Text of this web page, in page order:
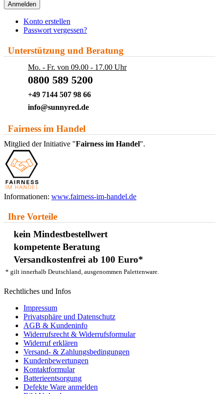
Anmelden
Konto erstellen
Passwort vergessen?
Unterstützung und Beratung
Mo. - Fr. von 09.00 - 17.00 Uhr
0800 589 5200
+49 7144 507 98 66
info@sunnyred.de
Fairness im Handel
Mitglied der Initiative "Fairness im Handel".
Informationen: www.fairness-im-handel.de
Ihre Vorteile
kein Mindestbestellwert
kompetente Beratung
Versandkostenfrei ab 100 Euro*
* gilt innerhalb Deutschland, ausgenommen Palettenware.
Rechtliches und Infos
Impressum
Privatsphäre und Datenschutz
AGB & Kundeninfo
Widerrufsrecht & Widerrufsformular
Widerruf erklären
Versand- & Zahlungsbedingungen
Kundenbewertungen
Kontaktformular
Batterieentsorgung
Defekte Ware anmelden